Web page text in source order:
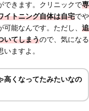
できます。クリニックで専
イトニング自体は自宅でや
能なんです。ただし、 追
いてしまうので、気になる
いますよ。
高くなってたみたいなの